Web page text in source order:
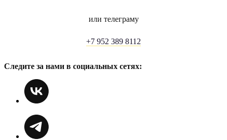
или телеграму
+7 952 389 8112
Следите за нами в социальных сетях: